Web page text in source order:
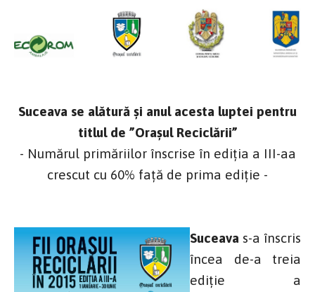
Suceava se alătură şi anul acesta luptei pentru
titlul de ”Orașul Reciclării”
- Numărul primăriilor înscrise în ediţia a III-aa
crescut cu 60% faţă de prima ediţie -
Suceava s-a înscris
încea de-a treia
ediție a